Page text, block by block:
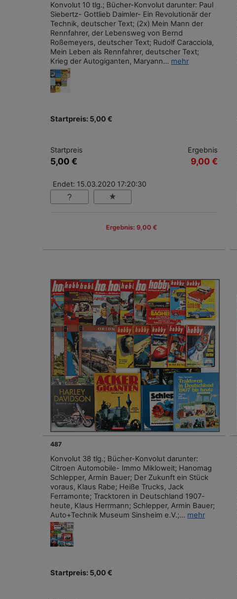
Konvolut 10 tlg.; Bücher-Konvolut darunter: Paul
Siebertz- Gottlieb Daimler- Ein Revolutionär der
Technik, deutscher Text; (2x) Mein Mann der
Rennfahrer, der Lebensweg von Bernd
Roßemeyers, deutscher Text; Rudolf Caracciola,
Mein Leben als Rennfahrer, deutscher Text;
Krieg der Autogiganten, Maryann... mehr
Startpreis: 5,00 €
Startpreis
5,00 €
Ergebnis
9,00 €
Endet: 15.03.2020 17:20:30
Ergebnis: 9,00 €
487
Konvolut 38 tlg.; Bücher-Konvolut darunter:
Citroen Automobile- Immo Mikloweit; Hanomag
Schlepper, Armin Bauer; Der Zukunft ein Stück
voraus, Klaus Rabe; Heiße Trucks, Jack
Ferramonte; Tracktoren in Deutschland 1907-
heute, Klaus Herrmann; Schlepper, Armin Bauer;
Auto+Technik Museum Sinsheim e.V.;... mehr
Startpreis: 5,00 €